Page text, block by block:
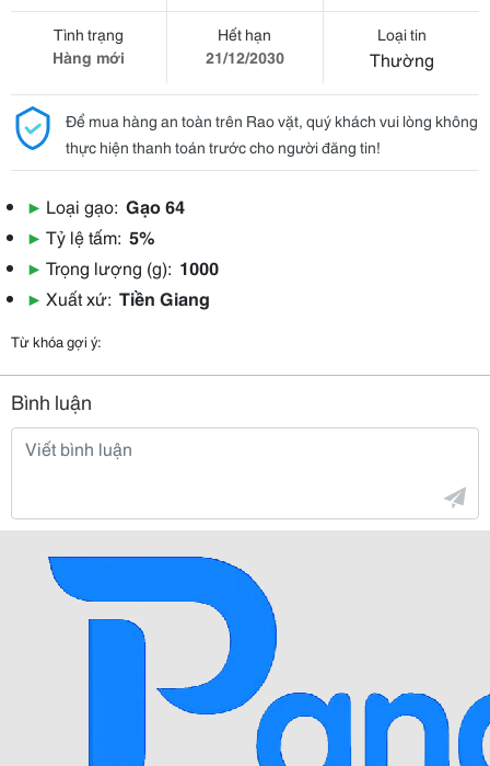
Tình trạng
Hàng mới
Hết hạn
21/12/2030
Loại tin
Thường
Để mua hàng an toàn trên Rao vặt, quý khách vui lòng không
thực hiện thanh toán trước cho người đăng tin!
▶ Loại gạo: Gạo 64
▶ Tỷ lệ tấm: 5%
▶ Trọng lượng (g): 1000
▶ Xuất xứ: Tiền Giang
Từ khóa gợi ý:
Bình luận